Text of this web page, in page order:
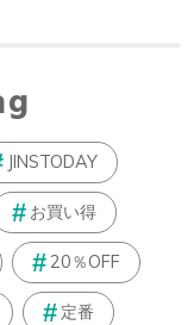
JINSTODAY
お買い得
20％OFF
定番